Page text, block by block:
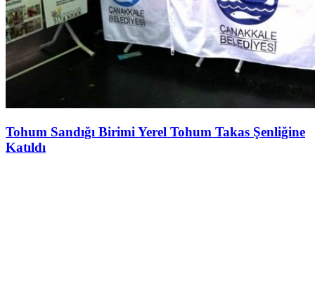
Tohum Sandığı Birimi Yerel Tohum Takas Şenliğine
Katıldı